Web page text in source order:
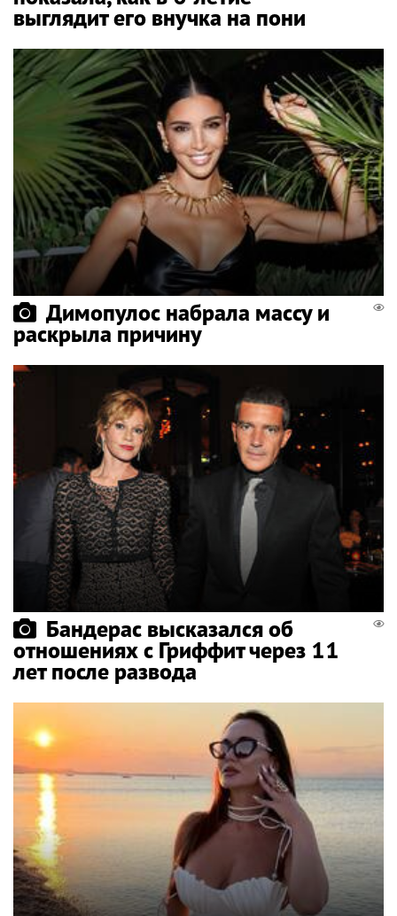
выглядит его внучка на пони
Димопулос набрала массу и
раскрыла причину
Бандерас высказался об
отношениях с Гриффит через 11
лет после развода